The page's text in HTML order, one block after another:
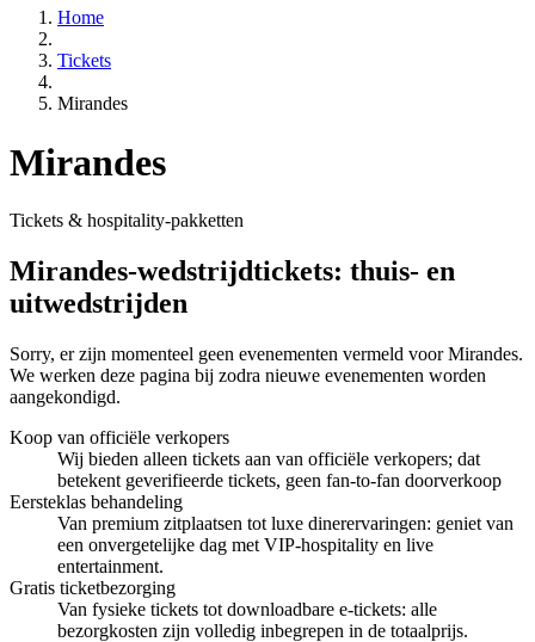
Home
Tickets
Mirandes
Mirandes
Tickets & hospitality-pakketten
Mirandes-wedstrijdtickets: thuis- en
uitwedstrijden
Sorry, er zijn momenteel geen evenementen vermeld voor Mirandes.
We werken deze pagina bij zodra nieuwe evenementen worden
aangekondigd.
Koop van officiële verkopers
Wij bieden alleen tickets aan van officiële verkopers; dat
betekent geverifieerde tickets, geen fan‑to‑fan doorverkoop
Eersteklas behandeling
Van premium zitplaatsen tot luxe dinerervaringen: geniet van
een onvergetelijke dag met VIP-hospitality en live
entertainment.
Gratis ticketbezorging
Van fysieke tickets tot downloadbare e-tickets: alle
bezorgkosten zijn volledig inbegrepen in de totaalprijs.